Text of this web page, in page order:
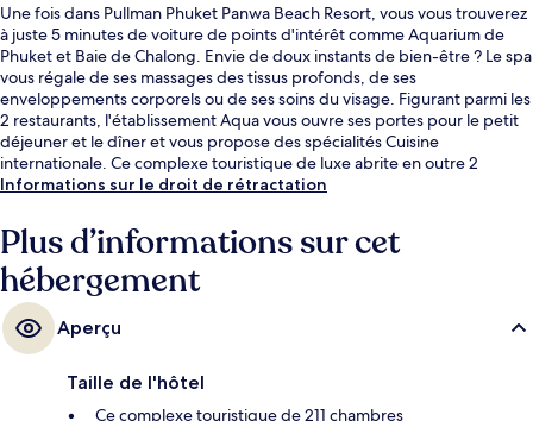
Une fois dans Pullman Phuket Panwa Beach Resort, vous vous trouverez
à juste 5 minutes de voiture de points d'intérêt comme Aquarium de
Phuket et Baie de Chalong. Envie de doux instants de bien-être ? Le spa
vous régale de ses massages des tissus profonds, de ses
enveloppements corporels ou de ses soins du visage. Figurant parmi les
2 restaurants, l'établissement Aqua vous ouvre ses portes pour le petit
déjeuner et le dîner et vous propose des spécialités Cuisine
internationale. Ce complexe touristique de luxe abrite en outre 2
piscines extérieures, un bar à la plage et une salle de fitness ouverte 24
la présentation générale.
Informations sur le droit de rétractation
Plus d’informations sur cet
hébergement
Aperçu
Taille de l'hôtel
Ce complexe touristique de 211 chambres